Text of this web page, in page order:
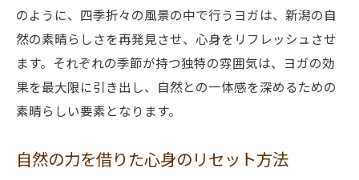
自然との調和を目指す新たなフィットネス
自然の力を借りた新潟県でのヨガと筋トレの相
乗効果
自然の力が引き出す身体の可能性
ヨガと筋トレがもたらす健康の向上
新潟の風景と一緒に筋力向上を図る
のように、四季折々の風景の中で行うヨガは、新潟の自
然の素晴らしさを再発見させ、心身をリフレッシュさせ
ます。それぞれの季節が持つ独特の雰囲気は、ヨガの効
果を最大限に引き出し、自然との一体感を深めるための
素晴らしい要素となります。
自然の力を借りた心身のリセット方法